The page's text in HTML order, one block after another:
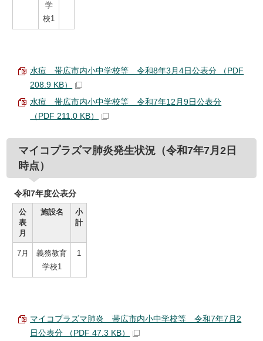
学
校1
水痘 帯広市内小中学校等 令和8年3月4日公表分 （PDF
208.9 KB）
水痘 帯広市内小中学校等 令和7年12月9日公表分
（PDF 211.0 KB）
マイコプラズマ肺炎発生状況（令和7年7月2日
時点）
令和7年度公表分
公
表
月
施設名
小
計
7月
義務教育
学校1
1
マイコプラズマ肺炎 帯広市内小中学校等 令和7年7月2
日公表分 （PDF 47.3 KB）